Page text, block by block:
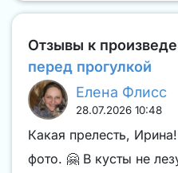
Отзывы к
перед прогулкой
Елена Флисс
28.07.2026 10:48
Какая прелесть,
фото. 🤗 В кусты не